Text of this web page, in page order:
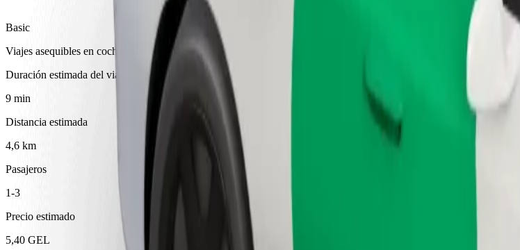
Basic
Viajes asequibles en coches estándar
Duración estimada del viaje
9 min
Distancia estimada
4,6 km
Pasajeros
1-3
Precio estimado
5,40 GEL